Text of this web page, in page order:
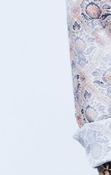
來臨 台中「頂奢
推新刮刮樂千萬
多重宇宙」職涯
聚高雄 Formosa
召粉絲跨海追星